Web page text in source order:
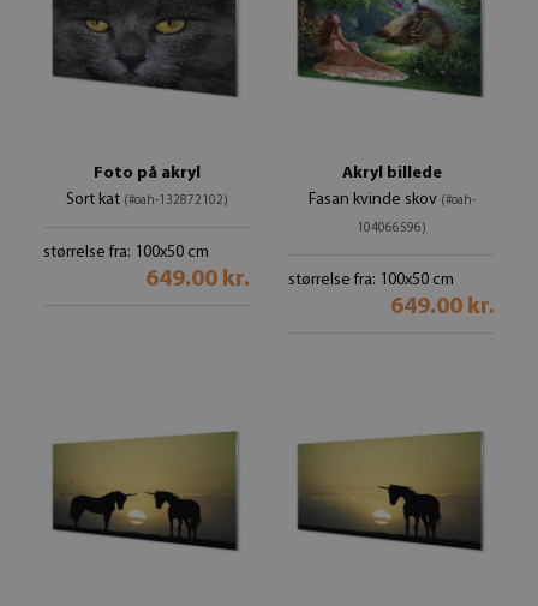
Foto på akryl
Sort kat (#oah-132872102)
størrelse fra: 100x50 cm
649.00 kr.
Akryl billede
Fasan kvinde skov (#oah-
104066596)
størrelse fra: 100x50 cm
649.00 kr.